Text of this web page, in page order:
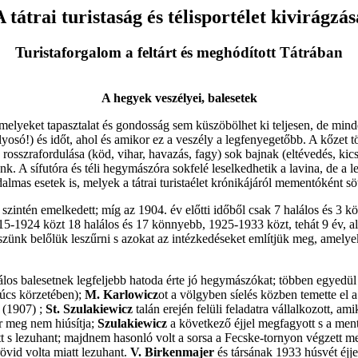
tátrai turistaság és télisportélet
Turistaforgalom a feltárt és meghódított Tátrában
A hegyek veszélyei, balesetek
tapasztalat és gondosság sem küszöbölhet ki teljesen, de
és időt, ahol és amikor ez a veszély a legfenyegetőbb. A kőzet
(köd, vihar, havazás, fagy) sok bajnak (eltévedés,
A sífutóra és téli hegymászóra sokfelé leselkedhetik a lavina, de a
esetek is, melyek a tátrai turistaélet krónikájáról mementóként
emelkedett; míg az 1904. év előtti időből csak 7 halálos és 3
1924 közt 18 halálos és 17 könnyebb, 1925-1933 közt, tehát 9 év,
belőlük leszűrni s azokat az intézkedéseket említjük meg,
balesetnek legfeljebb hatoda érte jó hegymászókat; többen
körzetében); M. Karlowiczot a völgyben síelés közben temette
(1907) ; St. Szulakiewicz talán erején felüli feladatra vállalkozott,
meg nem hiúsítja; Szulakiewicz a következő éjjel megfagyott s a
lezuhant; majdnem hasonló volt a sorsa a Fecske-tornyon végzett
volta miatt lezuhant. V. Birkenmajer és társának 1933 húsvét